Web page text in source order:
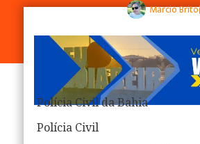
Marcio Brito
Polícia Civil da Bahia
Polícia Civil